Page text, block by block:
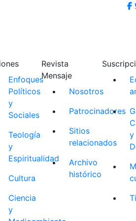
Enfoques
Políticos
y
Sociales
Teología
y
Espiritualidad
Cultura
Ciencia
y
Revista
Mensaje
Nosotros
Patrocinadores
Sitios
relacionados
Archivo
histórico
y